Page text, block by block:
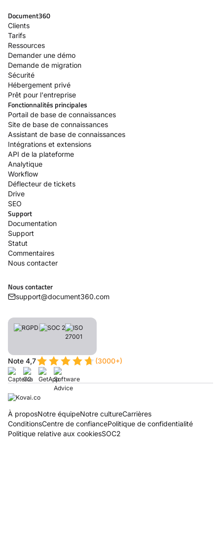
Document360
Clients
Tarifs
Ressources
Demander une démo
Demande de migration
Sécurité
Hébergement privé
Prêt pour l'entreprise
Fonctionnalités principales
Portail de base de connaissances
Site de base de connaissances
Assistant de base de connaissances
Intégrations et extensions
API de la plateforme
Analytique
Workflow
Déflecteur de tickets
Drive
SEO
Support
Documentation
Support
Statut
Commentaires
Nous contacter
Nous contacter
support@document360.com
Note 4,7 (3000+)
À proposNotre équipeNotre cultureCarrières
ConditionsCentre de confiancePolitique de confidentialité
Politique relative aux cookiesSOC2